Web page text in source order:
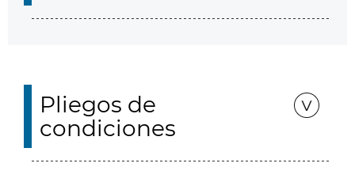
Pliegos de
condiciones